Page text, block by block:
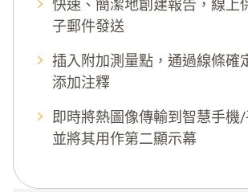
快速、簡潔地創建報告，線上
子郵件發送
插入附加測量點，通過線條確
添加注釋
即時將熱圖像傳輸到智慧手機/
並將其用作第二顯示幕